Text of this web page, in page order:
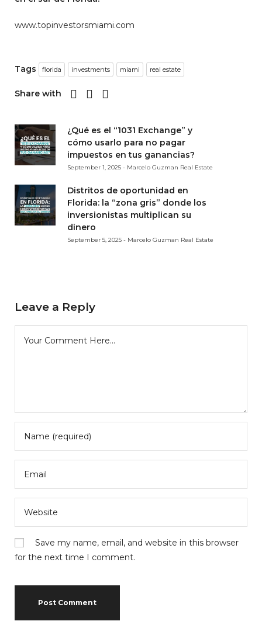
www.topinvestorsmiami.com
Tags florida investments miami real estate
Share with
¿Qué es el “1031 Exchange” y
cómo usarlo para no pagar
impuestos en tus ganancias?
September 1, 2025 - Marcelo Guzman Real Estate
Distritos de oportunidad en
Florida: la “zona gris” donde los
inversionistas multiplican su
dinero
September 5, 2025 - Marcelo Guzman Real Estate
Leave a Reply
Save my name, email, and website in this browser
for the next time I comment.